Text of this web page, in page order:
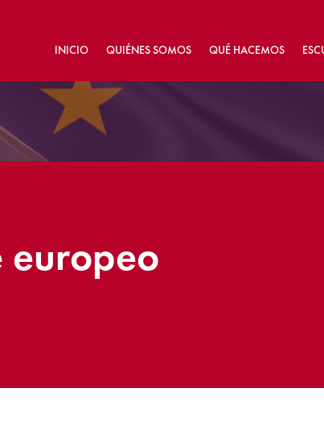
INICIO QUIÉNES SOMOS QUÉ HACEMOS
europeo